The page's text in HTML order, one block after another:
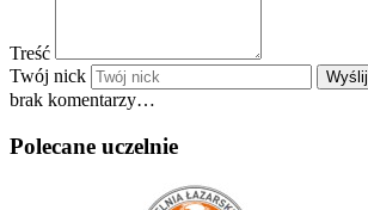
Treść
Twój nick
Wyślij
brak komentarzy…
Polecane uczelnie